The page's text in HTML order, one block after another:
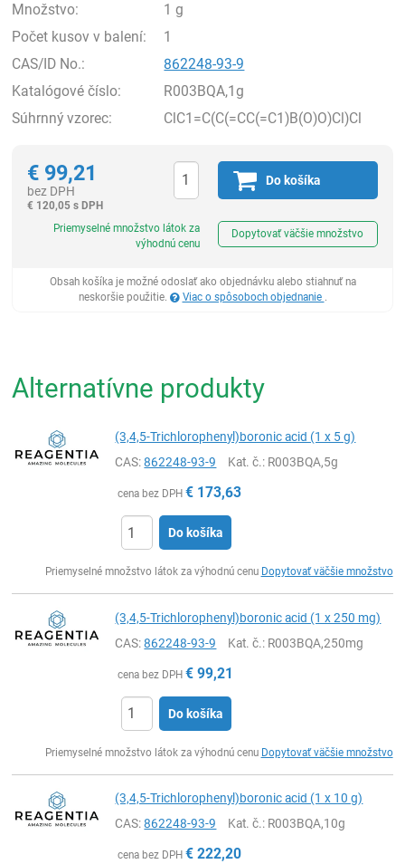
Množstvo:
1 g
Počet kusov v balení:
1
CAS/ID No.:
862248-93-9
Katalógové číslo:
R003BQA,1g
Súhrnný vzorec:
ClC1=C(C(=CC(=C1)B(O)O)Cl)Cl
€ 99,21
bez DPH
€ 120,05 s DPH
Do košíka
Priemyselné množstvo látok za
výhodnú cenu
Dopytovať väčšie množstvo
Obsah košíka je možné odoslať ako objednávku alebo stiahnuť na
neskoršie použitie.
Viac o spôsoboch objednanie .
Alternatívne produkty
(3,4,5-Trichlorophenyl)boronic acid (1 x 5 g)
CAS:862248-93-9 Kat. č.: R003BQA,5g
cena bez DPH € 173,63
Do košíka
Priemyselné množstvo látok za výhodnú cenu Dopytovať väčšie množstvo
(3,4,5-Trichlorophenyl)boronic acid (1 x 250 mg)
CAS:862248-93-9 Kat. č.: R003BQA,250mg
cena bez DPH € 99,21
Do košíka
Priemyselné množstvo látok za výhodnú cenu Dopytovať väčšie množstvo
(3,4,5-Trichlorophenyl)boronic acid (1 x 10 g)
CAS:862248-93-9 Kat. č.: R003BQA,10g
cena bez DPH € 222,20